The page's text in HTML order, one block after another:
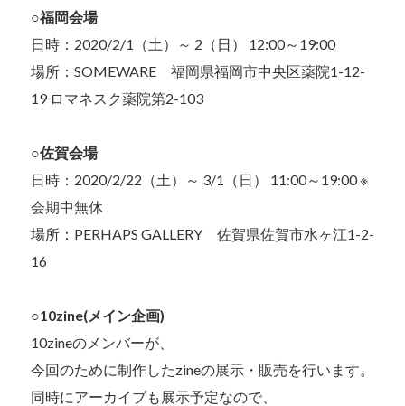
○福岡会場
日時：2020/2/1（土）～ 2（日） 12:00～19:00
場所：SOMEWARE 福岡県福岡市中央区薬院1-12-
19 ロマネスク薬院第2-103
○佐賀会場
日時：2020/2/22（土）～ 3/1（日） 11:00～19:00 ※
会期中無休
場所：PERHAPS GALLERY 佐賀県佐賀市水ヶ江1-2-
16
○10zine(メイン企画)
10zineのメンバーが、
今回のために制作したzineの展示・販売を行います。
同時にアーカイブも展示予定なので、